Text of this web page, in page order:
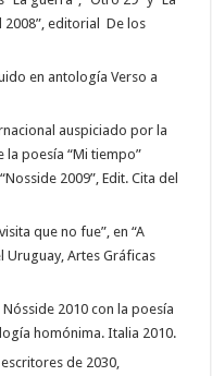
2008”, editorial De los
en antología Verso a
auspiciado por la
la poesía “Mi tiempo”
2009”, Edit. Cita del
que no fue”, en “A
Uruguay, Artes Gráficas
2010 con la poesía
homónima. Italia 2010.
de 2030,